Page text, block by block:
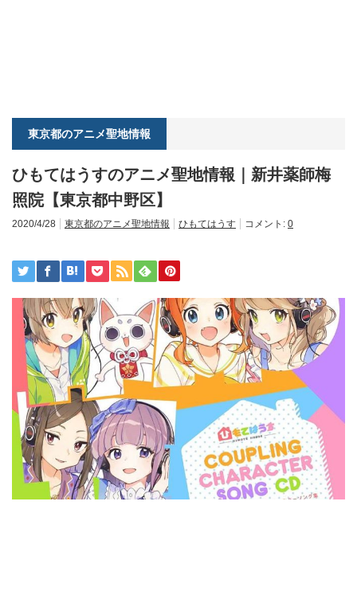
東京都のアニメ聖地情報
ひもてはうすのアニメ聖地情報｜新井薬師梅
照院【東京都中野区】
2020/4/28 東京都のアニメ聖地情報 ひもてはうす コメント: 0